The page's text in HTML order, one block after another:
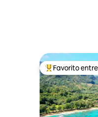
Favorito entre
Favorito